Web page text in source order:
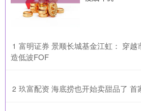
1 富明证券 景顺长城基金江虹： 穿
造低波FOF
2 玖富配资 海底捞也开始卖甜品了 首